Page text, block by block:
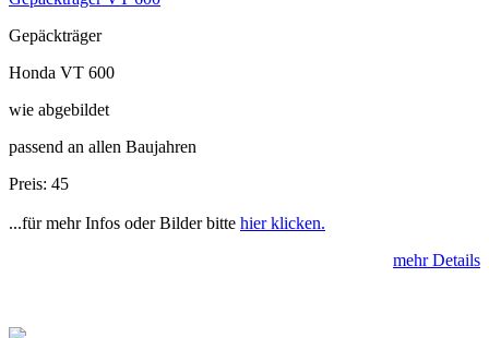
Gepäckträger
Honda VT 600
wie abgebildet
passend an allen Baujahren
Preis: 45
...für mehr Infos oder Bilder bitte hier klicken.
mehr Details